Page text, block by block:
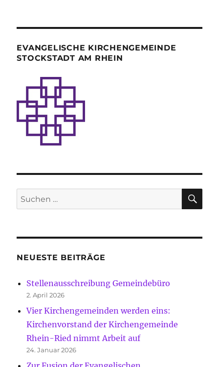
EVANGELISCHE KIRCHENGEMEINDE
STOCKSTADT AM RHEIN
Suche
nach:
NEUESTE BEITRÄGE
Stellenausschreibung Gemeindebüro
2. April 2026
Vier Kirchengemeinden werden eins:
Kirchenvorstand der Kirchengemeinde
Rhein-Ried nimmt Arbeit auf
24. Januar 2026